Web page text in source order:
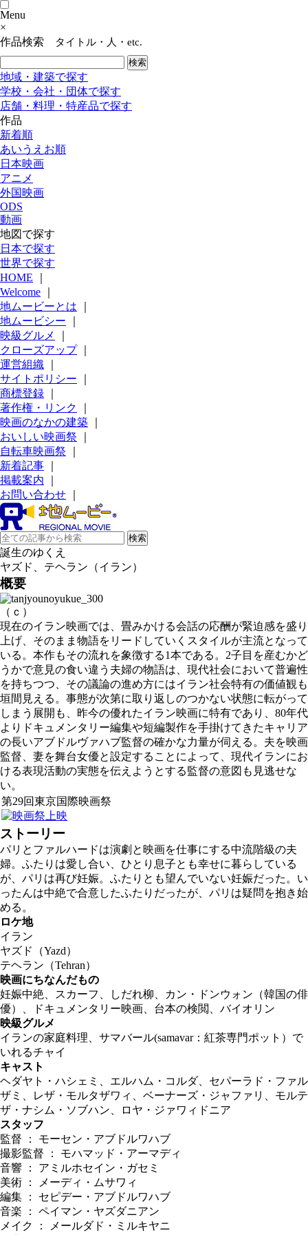
Menu
×
作品検索
タイトル・人・etc.
地域・建築で探す
学校・会社・団体で探す
店舗・料理・特産品で探す
作品
新着順
あいうえお順
日本映画
アニメ
外国映画
ODS
動画
地図で探す
日本で探す
世界で探す
HOME
Welcome
地ムービーとは
地ムービシー
映級グルメ
クローズアップ｜
運営組織
サイトポリシー
商標登録
著作権・リンク
映画のなかの建築
おいしい映画祭
自転車映画祭
新着記事
掲載案内
お問い合わせ
誕生のゆくえ
ヤズド、テヘラン（イラン）
概要
（ｃ）
現在のイラン映画では、畳みかける会話の応酬が緊迫感を盛り
上げ、そのまま物語をリードしていくスタイルが主流となって
いる。本作もその流れを象徴する1本である。2子目を産むかど
うかで意見の食い違う夫婦の物語は、現代社会において普遍性
を持ちつつ、その議論の進め方にはイラン社会特有の価値観も
垣間見える。事態が次第に取り返しのつかない状態に転がって
しまう展開も、昨今の優れたイラン映画に特有であり、80年代
よりドキュメンタリー編集や短編製作を手掛けてきたキャリア
の長いアブドルヴァハブ監督の確かな力量が伺える。夫を映画
監督、妻を舞台女優と設定することによって、現代イランにお
ける表現活動の実態を伝えようとする監督の意図も見逃せな
い。
第29回東京国際映画祭
ストーリー
パリとファルハードは演劇と映画を仕事にする中流階級の夫
婦。ふたりは愛し合い、ひとり息子とも幸せに暮らしている
が、パリは再び妊娠。ふたりとも望んでいない妊娠だった。い
ったんは中絶で合意したふたりだったが、パリは疑問を抱き始
める。
ロケ地
イラン
ヤズド（Yazd）
テヘラン（Tehran）
映画にちなんだもの
妊娠中絶、スカーフ、しだれ柳、カン・ドンウォン（韓国の俳
優）、ドキュメンタリー映画、台本の検閲、バイオリン
映級グルメ
イランの家庭料理、サマバール(samavar：紅茶専門ポット）で
いれるチャイ
キャスト
ヘダヤト・ハシェミ、エルハム・コルダ、セパーラド・ファル
ザミ、レザ・モルタザワィ、ベーナーズ・ジャファリ、モルテ
ザ・ナシム・ソブハン、ロヤ・ジァワィドニア
スタッフ
監督 ： モーセン・アブドルワハブ
撮影監督 ： モハマッド・アーマディ
音響 ： アミルホセイン・ガセミ
美術 ： メーディ・ムサワィ
編集 ： セピデー・アブドルワハブ
音楽 ： ペイマン・ヤズダニアン
メイク ： メールダド・ミルキヤニ